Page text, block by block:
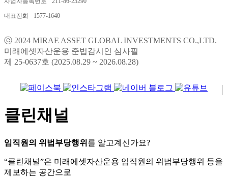
대표전화 1577-1640
ⓒ 2024 MIRAE ASSET GLOBAL INVESTMENTS CO.,LTD.
미래에셋자산운용 준법감시인 심사필
제 25-0637호 (2025.08.29 ~ 2026.08.28)
클린채널
임직원의 위법부당행위 를 알고계신가요?
“클린채널”은 미래에셋자산운용 임직원의 위법부당행위 등을
제보하는 공간으로